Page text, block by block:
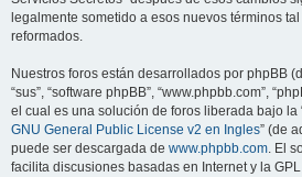
legalmente sometido a esos nuevos términos
reformados.
Nuestros foros están desarrollados por phpBB
“sus”, “software phpBB”, “www.phpbb.com”,
el cual es una solución de foros liberada bajo la
GNU General Public License v2 en Ingles” (de
puede ser descargada de www.phpbb.com. El
facilita discusiones basadas en Internet y la